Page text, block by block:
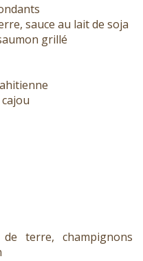
sauce au lait de soja
grillé
terre, champignons